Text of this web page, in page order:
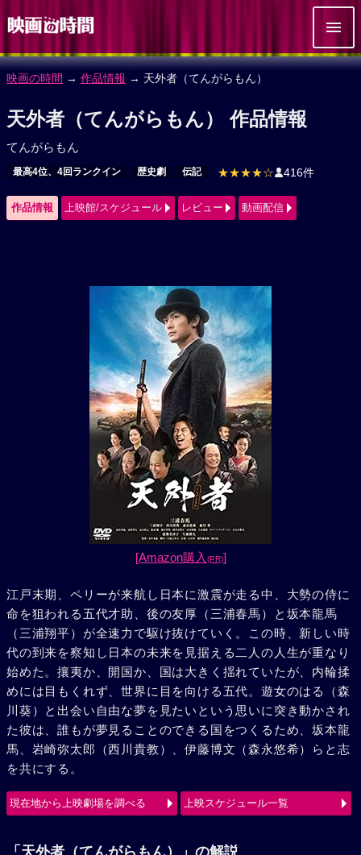
映画の時間 → 作品情報 → 天外者（てんがらもん）
天外者（てんがらもん） 作品情報
てんがらもん
最高4位、4回ランクイン 歴史劇 伝記 ★★★★☆ 416件
作品情報 上映館/スケジュール レビュー 動画配信
[Amazon購入 (PR)]
江戸末期、ペリーが来航し日本に激震が走る中、大勢の侍に
命を狙われる五代才助、後の友厚（三浦春馬）と坂本龍馬
（三浦翔平）が全速力で駆け抜けていく。この時、新しい時
代の到来を察知し日本の未来を見据える二人の人生が重なり
始めた。攘夷か、開国か、国は大きく揺れていたが、内輪揉
めには目もくれず、世界に目を向ける五代。遊女のはる（森
川葵）と出会い自由な夢を見たいという思いに突き動かされ
た彼は、誰もが夢見ることのできる国をつくるため、坂本龍
馬、岩崎弥太郎（西川貴教）、伊藤博文（森永悠希）らと志
を共にする。
現在地から上映劇場を調べる 上映スケジュール一覧